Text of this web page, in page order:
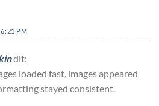
6:21 PM
dit:
loaded fast, images appeared
stayed consistent.